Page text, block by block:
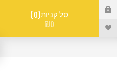
סל קניות 0
₪0